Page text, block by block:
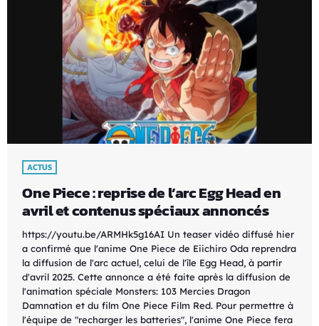
ACTUS
One Piece : reprise de l’arc Egg Head en
avril et contenus spéciaux annoncés
https://youtu.be/ARMHk5g16AI Un teaser vidéo diffusé hier
a confirmé que l'anime One Piece de Eiichiro Oda reprendra
la diffusion de l'arc actuel, celui de l'île Egg Head, à partir
d'avril 2025. Cette annonce a été faite après la diffusion de
l'animation spéciale Monsters: 103 Mercies Dragon
Damnation et du film One Piece Film Red. Pour permettre à
l'équipe de "recharger les batteries", l'anime One Piece fera